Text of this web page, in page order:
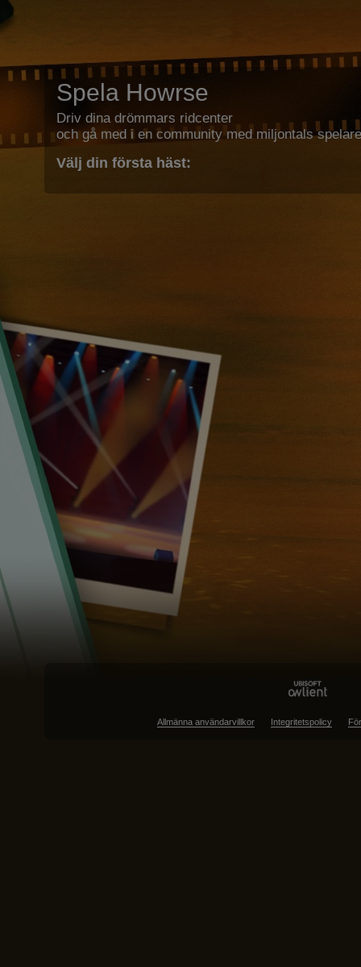
Spela Howrse
Driv dina drömmars ridcenter
och gå med i en community med miljontals
Välj din första häst:
Allmänna användarvillkor Integritetspolicy